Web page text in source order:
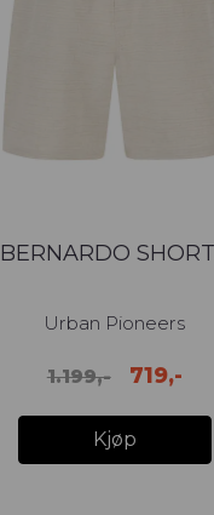
BERNARDO
Urban Pioneers
1.199,- 719,-
Kjøp